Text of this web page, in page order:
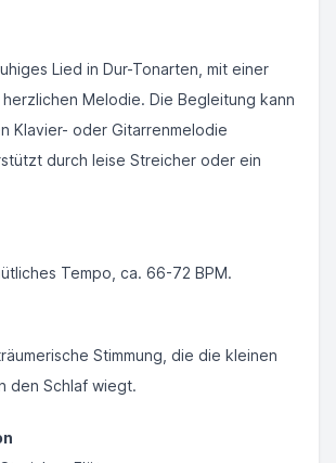
Lied in Dur-Tonarten, mit einer
Melodie. Die Begleitung kann
Klavier- oder Gitarrenmelodie
durch leise Streicher oder ein
Tempo, ca. 66-72 BPM.
Stimmung, die die kleinen
den Schlaf wiegt.